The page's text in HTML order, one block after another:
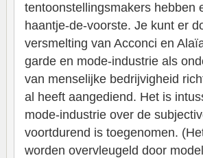
tentoonstellingsmakers hebben
haantje-de-voorste. Je kunt er
versmelting van Acconci en
garde en mode-industrie als
van menselijke bedrijvigheid
al heeft aangediend. Het is
mode-industrie over de
voortdurend is toegenomen.
worden overvleugeld door